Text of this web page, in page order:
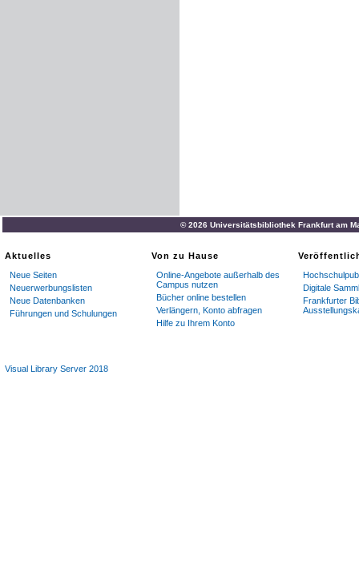
© 2026 Universitätsbibliothek Frankfurt am
Aktuelles
Neue Seiten
Neuerwerbungslisten
Neue Datenbanken
Führungen und Schulungen
Von zu Hause
Online-Angebote außerhalb des
Campus nutzen
Bücher online bestellen
Verlängern, Konto abfragen
Hilfe zu Ihrem Konto
Digitale
Frankfurter
Visual Library Server 2018